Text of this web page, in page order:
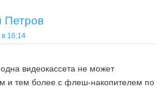
Петров
16:14
видеокассета не может
и тем более с флеш-накопителем по